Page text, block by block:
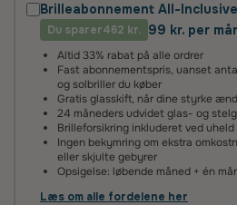
Brilleabonnement All-
Du sparer462 kr. 99 kr. per
Altid 33% rabat på alle ordrer
Fast abonnementspris, uanset
og solbriller du køber
Gratis glasskift, når dine styrke
24 måneders udvidet glas- og
Brilleforsikring inkluderet ved uheld
Ingen bekymring om ekstra
eller skjulte gebyrer
Opsigelse: løbende måned + én
Læs om alle fordelene her
100 dages tilfredshedsgaranti
Det kan tage lidt tid at vænne sig
de har en ny styrke eller er
2 års fabriksgaranti
Vi giver 2 års garanti på alle vores
betyder, at hvis glassene ikke lever
standarder, reparerer eller
beregning.